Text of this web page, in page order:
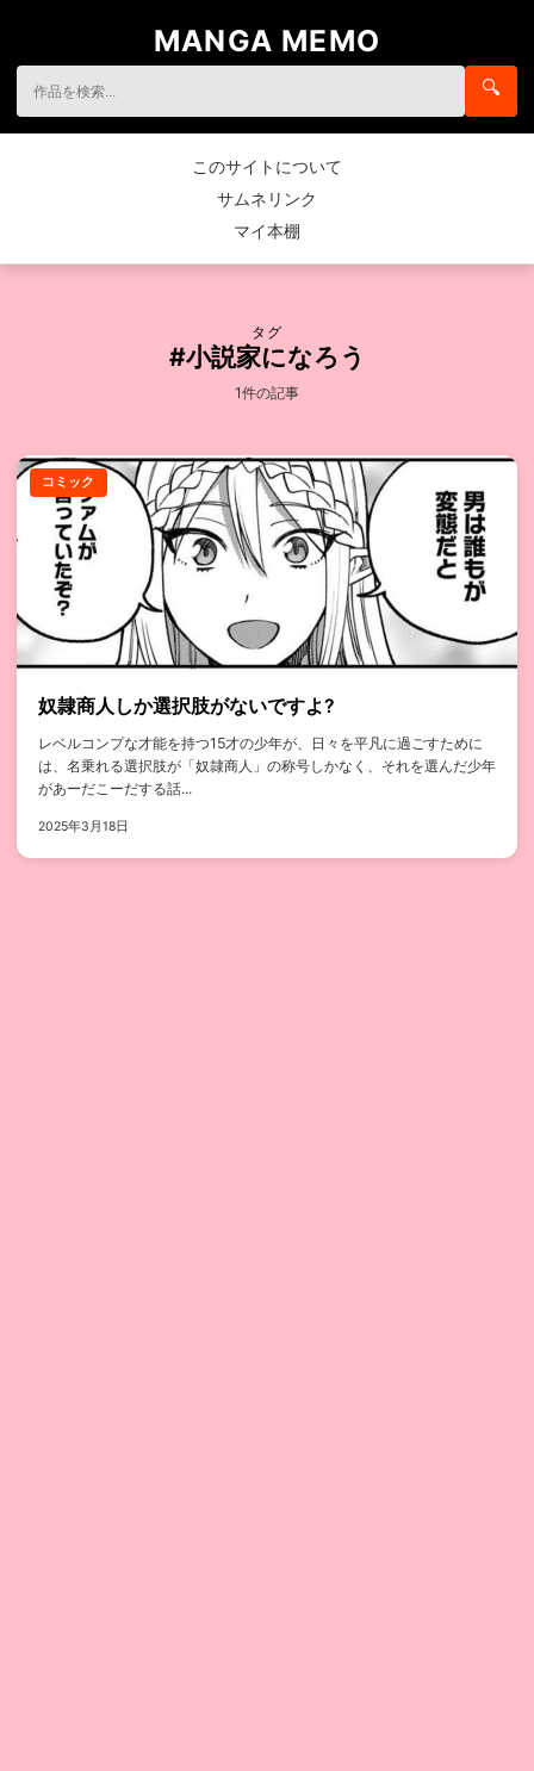
MANGA MEMO
🔍
このサイトについて
サムネリンク
マイ本棚
タグ
#小説家になろう
1件の記事
コミック
奴隷商人しか選択肢がないですよ?
レベルコンプな才能を持つ15才の少年が、日々を平凡に過ごすために
は、名乗れる選択肢が「奴隷商人」の称号しかなく、それを選んだ少年
があーだこーだする話...
2025年3月18日